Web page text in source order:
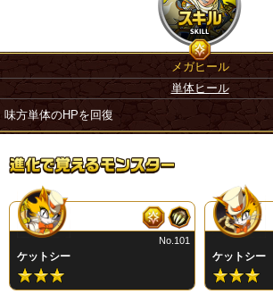
メガヒール
単体ヒール
味方単体のHPを回復
ケットシー
No.101
ケットシー